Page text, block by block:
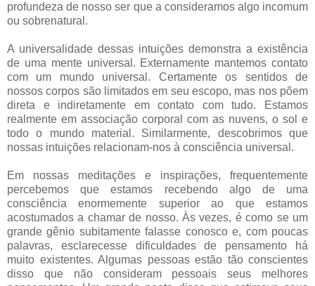
profundeza de nosso ser que a consideramos algo incomum
ou sobrenatural.
A universalidade dessas intuições demonstra a existência
de uma mente universal. Externamente mantemos contato
com um mundo universal. Certamente os sentidos de
nossos corpos são limitados em seu escopo, mas nos põem
direta e indiretamente em contato com tudo. Estamos
realmente em associação corporal com as nuvens, o sol e
todo o mundo material. Similarmente, descobrimos que
nossas intuições relacionam-nos à consciência universal.
Em nossas meditações e inspirações, frequentemente
percebemos que estamos recebendo algo de uma
consciência enormemente superior ao que estamos
acostumados a chamar de nosso. Às vezes, é como se um
grande gênio subitamente falasse conosco e, com poucas
palavras, esclarecesse dificuldades de pensamento há
muito existentes. Algumas pessoas estão tão conscientes
disso que não consideram pessoais seus melhores